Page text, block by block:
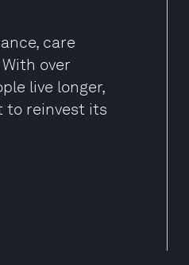
care
over
live longer,
to reinvest its